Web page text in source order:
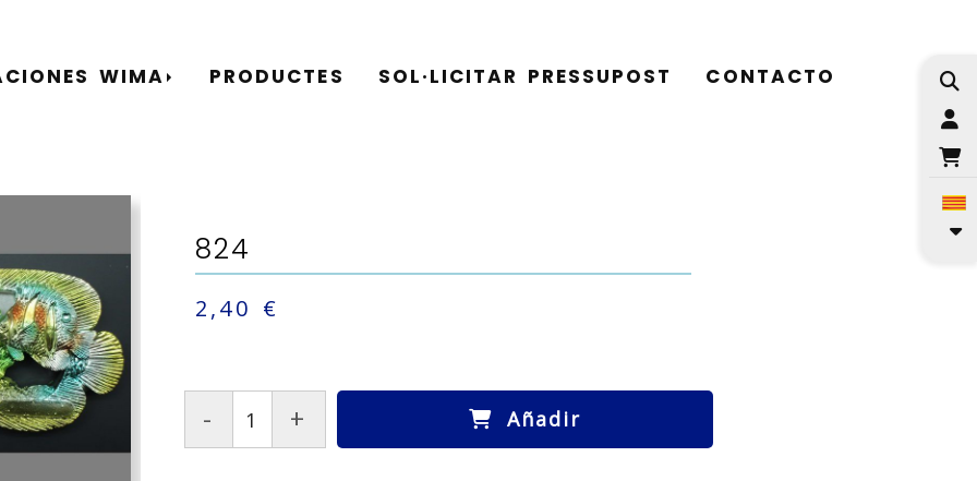
WIMA PRODUCTES SOL·LICITAR PRESSUPOST CONTACTO
824
2,40 €
- + Añadir